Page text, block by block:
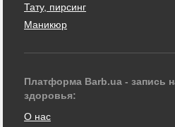
Тату, пирсинг
Маникюр
Платформа Barb.ua - запись
здоровья:
О нас